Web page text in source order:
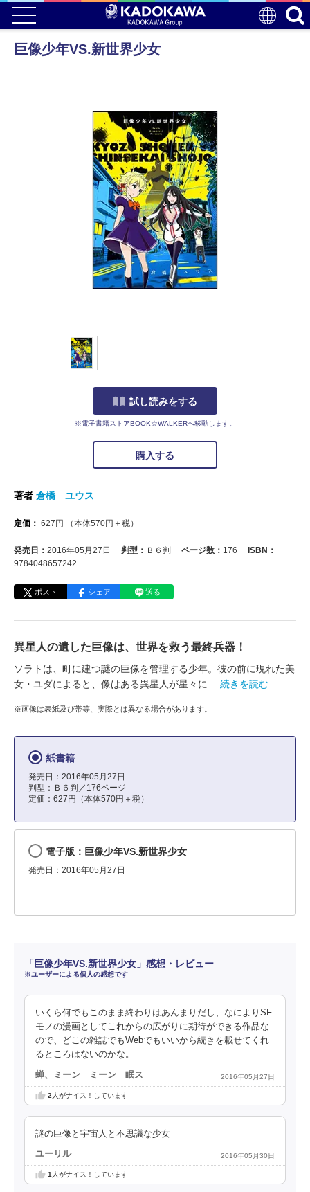
巨像少年VS.新世界少女
試し読みをする
※電子書籍ストアBOOK☆WALKERへ移動します。
購入する
著者 倉橋 ユウス
定価： 627 円 （本体570円＋税）
発売日： 2016年05月27日 判型： Ｂ６判 ページ数： 176
ISBN：
9784048657242
ポスト シェア 送る
異星人の遺した巨像は、世界を救う最終兵器！
ソラトは、町に建つ謎の巨像を管理する少年。彼の前に現れた美
女・ユダによると、像はある異星人が星々に
…続きを読む
※画像は表紙及び帯等、実際とは異なる場合があります。
紙書籍
発売日：2016年05月27日
判型：Ｂ６判／176ページ
定価：627円（本体570円＋税）
電子版：巨像少年VS.新世界少女
発売日：2016年05月27日
「巨像少年VS.新世界少女」感想・レビュー
※ユーザーによる個人の感想です
いくら何でもこのまま終わりはあんまりだし、なによりSF
モノの漫画としてこれからの広がりに期待ができる作品な
ので、どこの雑誌でもWebでもいいから続きを載せてくれ
るところはないのかな。
蝉、ミーン ミーン 眠ス 2016年05月27日
2 人がナイス！しています
謎の巨像と宇宙人と不思議な少女
ユーリル 2016年05月30日
1 人がナイス！しています